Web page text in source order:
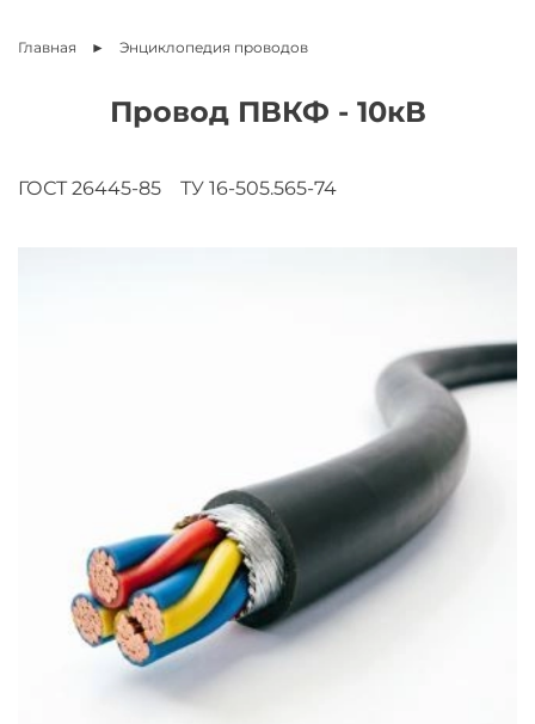
Главная Энциклопедия проводов
Провод ПВКФ - 10кВ
ГОСТ 26445-85 ТУ 16-505.565-74